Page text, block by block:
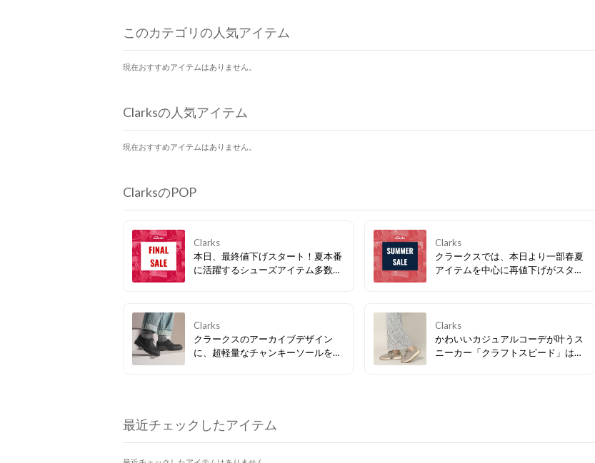
このカテゴリの人気アイテム
現在おすすめアイテムはありません。
Clarksの人気アイテム
現在おすすめアイテムはありません。
ClarksのPOP
Clarks
本日、最終値下げスタート！夏本番
に活躍するシューズアイテム多数、
Clarks
クラークスでは、本日より一部春夏
アイテムを中心に再値下げがスター
い。
Clarks
クラークスのアーカイブデザイン
に、超軽量なチャンキーソールを組
ンが特徴。クッション性の高いフッ
トベッドが快適な履き心地を実現。
Clarks
かわいいカジュアルコーデが叶うス
ニーカー「クラフトスピード」は、
最近チェックしたアイテム